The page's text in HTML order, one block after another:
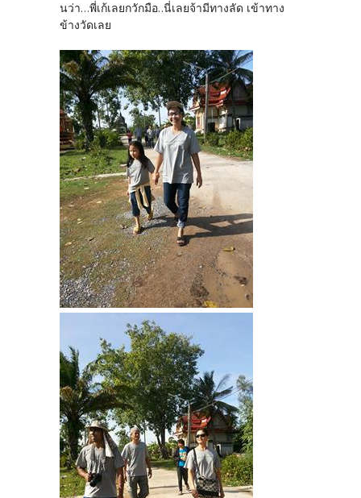
นว่า...พี่เก้เลยกวักมือ..นี่เลยจ้ามีทางลัด เข้าทาง
ข้างวัดเลย